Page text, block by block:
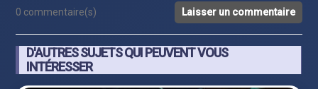
0 commentaire(s) Laisser un commentaire
D'AUTRES SUJETS QUI PEUVENT VOUS
INTÉRESSER